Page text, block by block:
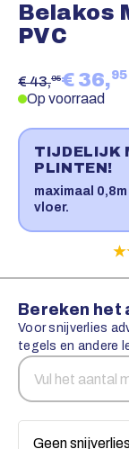
Belakos
PVC
€ 43,95€ 36,95
Op voorraad
TIJDELIJK
PLINTEN!
maximaal
vloer.
Bereken het
Voor snijverlies
tegels en andere
Aantal
vierkante
Snijverlies